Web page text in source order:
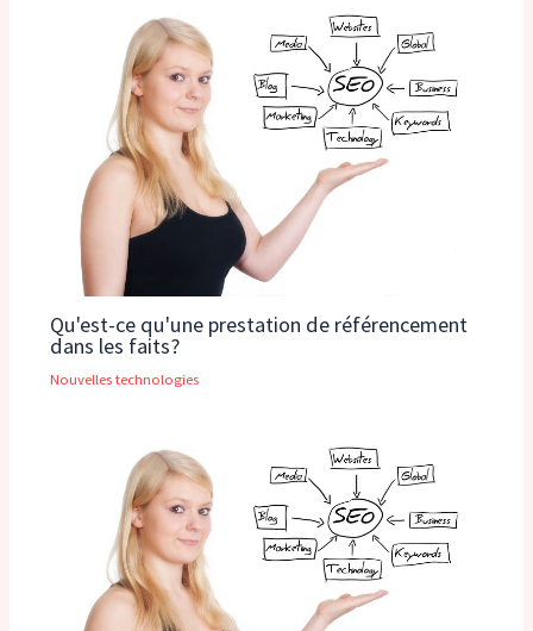
Qu'est-ce qu'une prestation de référencement
dans les faits?
Nouvelles technologies